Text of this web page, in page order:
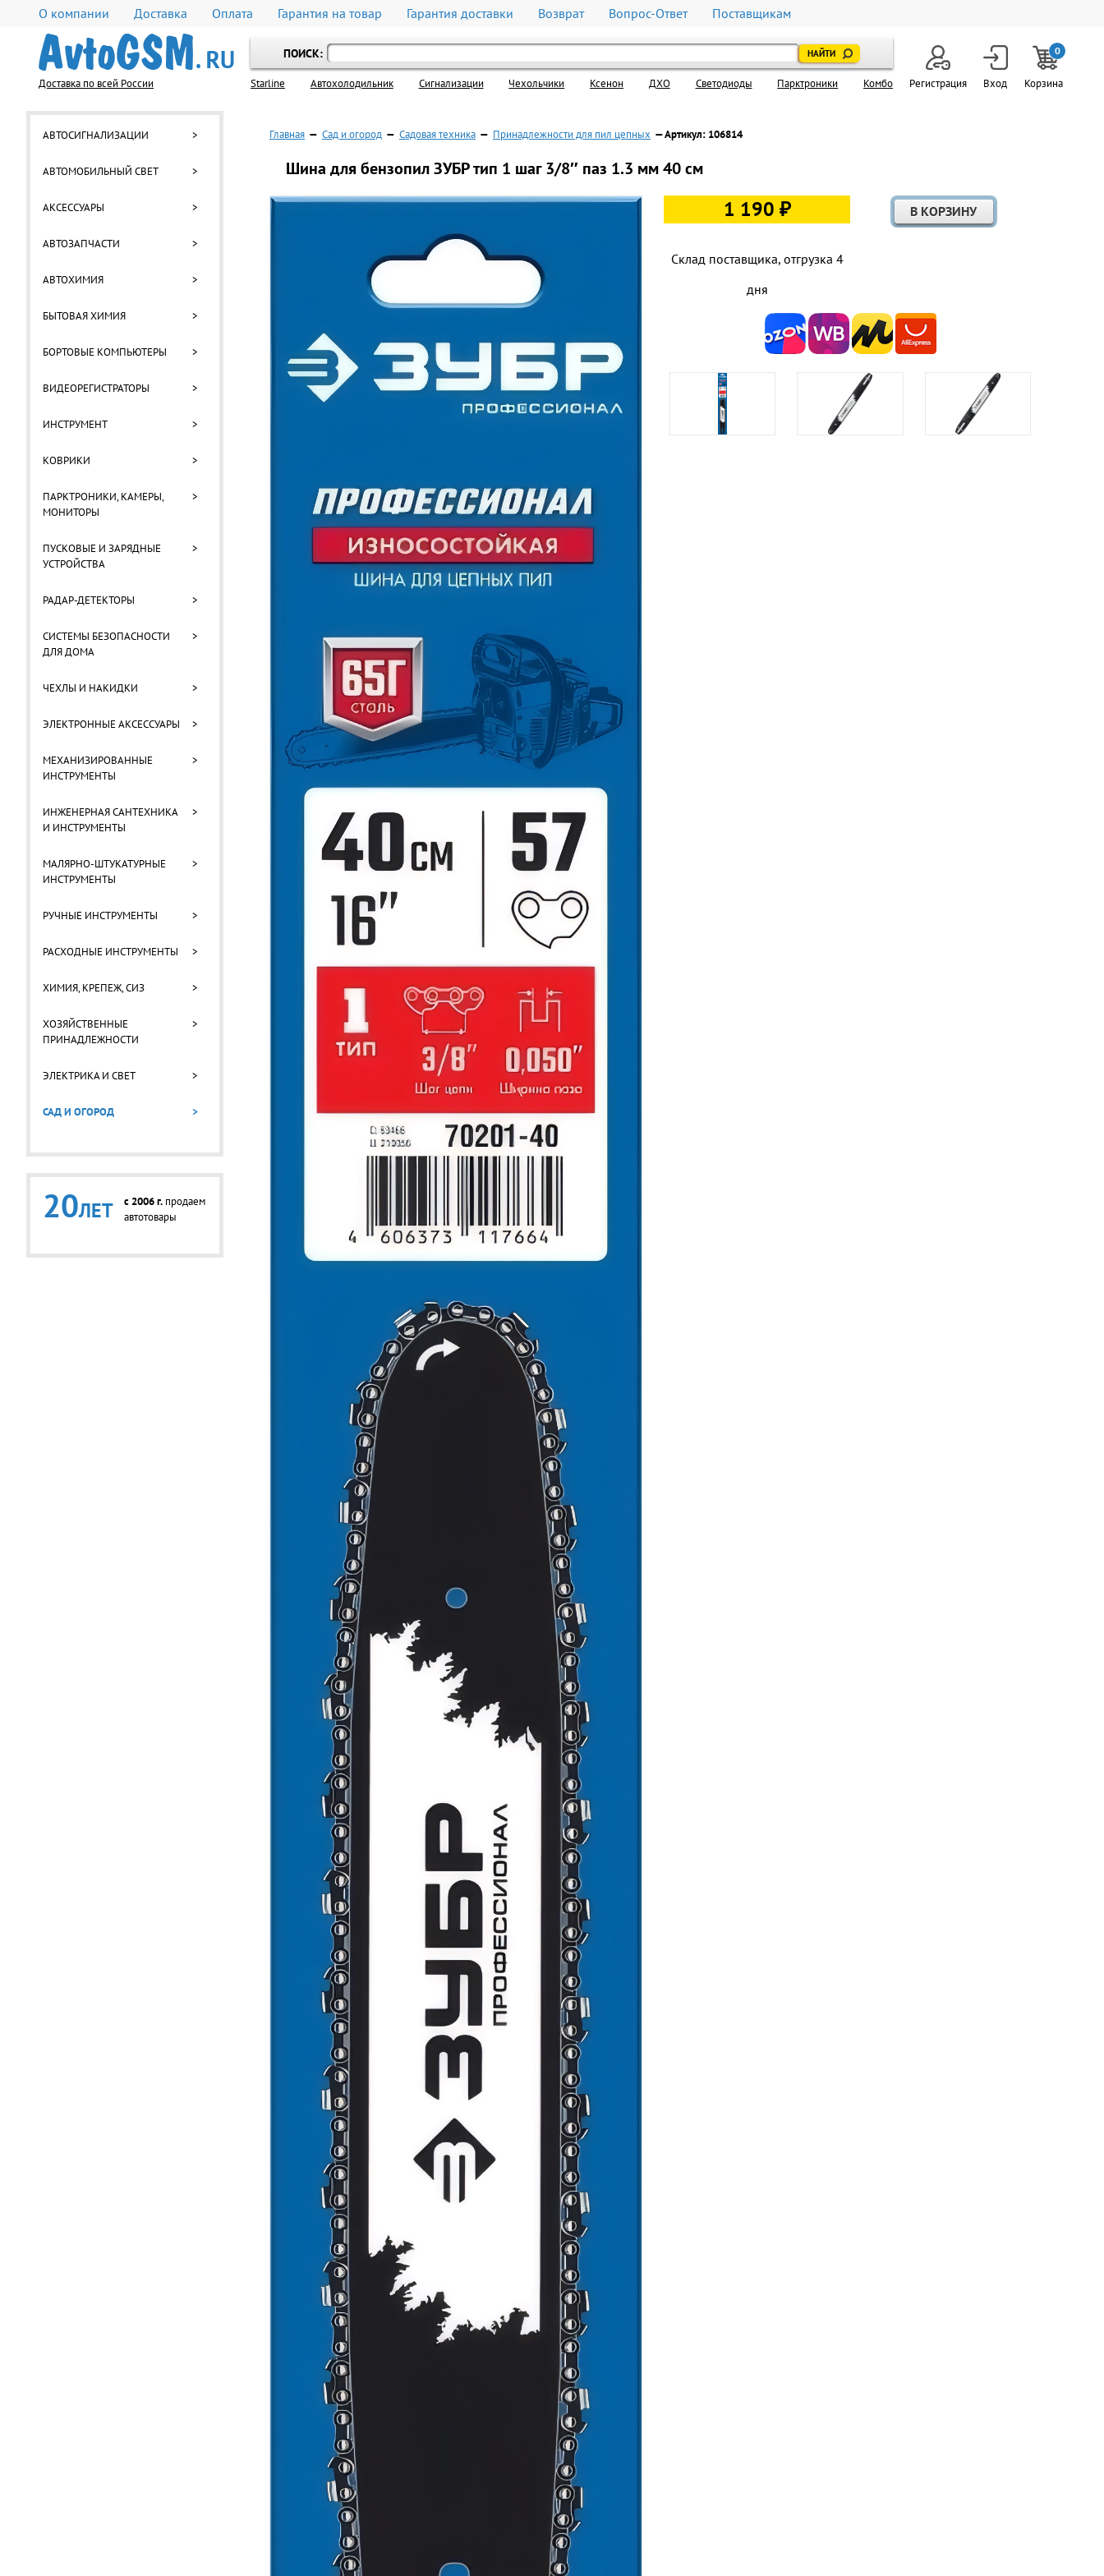
О компании Доставка Оплата Гарантия на товар Гарантия доставки Возврат Вопрос-Ответ Поставщикам
Доставка по всей России
ПОИСК:
Starline Автохолодильник Cигнализации Чехольчики Ксенон ДХО Светодиоды Парктроники Комбо Регистрация Вход
0
Корзина
АВТОСИГНАЛИЗАЦИИ >
АВТОМОБИЛЬНЫЙ СВЕТ >
АКСЕССУАРЫ >
АВТОЗАПЧАСТИ >
АВТОХИМИЯ >
БЫТОВАЯ ХИМИЯ >
БОРТОВЫЕ КОМПЬЮТЕРЫ >
ВИДЕОРЕГИСТРАТОРЫ >
ИНСТРУМЕНТ >
КОВРИКИ >
ПАРКТРОНИКИ, КАМЕРЫ,
МОНИТОРЫ
>
ПУСКОВЫЕ И ЗАРЯДНЫЕ
УСТРОЙСТВА
>
РАДАР-ДЕТЕКТОРЫ >
СИСТЕМЫ БЕЗОПАСНОСТИ
ДЛЯ ДОМА
>
ЧЕХЛЫ И НАКИДКИ >
ЭЛЕКТРОННЫЕ АКСЕССУАРЫ >
МЕХАНИЗИРОВАННЫЕ
ИНСТРУМЕНТЫ
>
ИНЖЕНЕРНАЯ САНТЕХНИКА
И ИНСТРУМЕНТЫ
>
МАЛЯРНО-ШТУКАТУРНЫЕ
ИНСТРУМЕНТЫ
>
РУЧНЫЕ ИНСТРУМЕНТЫ >
РАСХОДНЫЕ ИНСТРУМЕНТЫ >
ХИМИЯ, КРЕПЕЖ, СИЗ >
ХОЗЯЙСТВЕННЫЕ
ПРИНАДЛЕЖНОСТИ
>
ЭЛЕКТРИКА И СВЕТ >
САД И ОГОРОД >
20ЛЕТ c 2006 г. продаем
автотовары
Главная — Сад и огород — Садовая техника — Принадлежности для пил цепных — Артикул: 106814
Шина для бензопил ЗУБР тип 1 шаг 3/8″ паз 1.3 мм 40 см
1 190 ₽
Склад поставщика, отгрузка 4
дня